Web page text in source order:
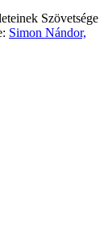
Szövetsége
Simon Nándor,